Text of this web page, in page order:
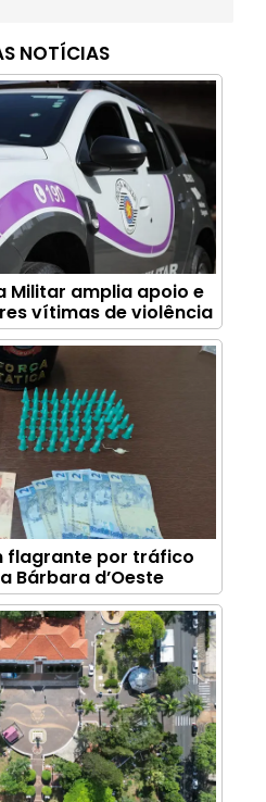
NOTÍCIAS
Militar amplia apoio e
vítimas de violência
flagrante por tráfico
Bárbara d’Oeste